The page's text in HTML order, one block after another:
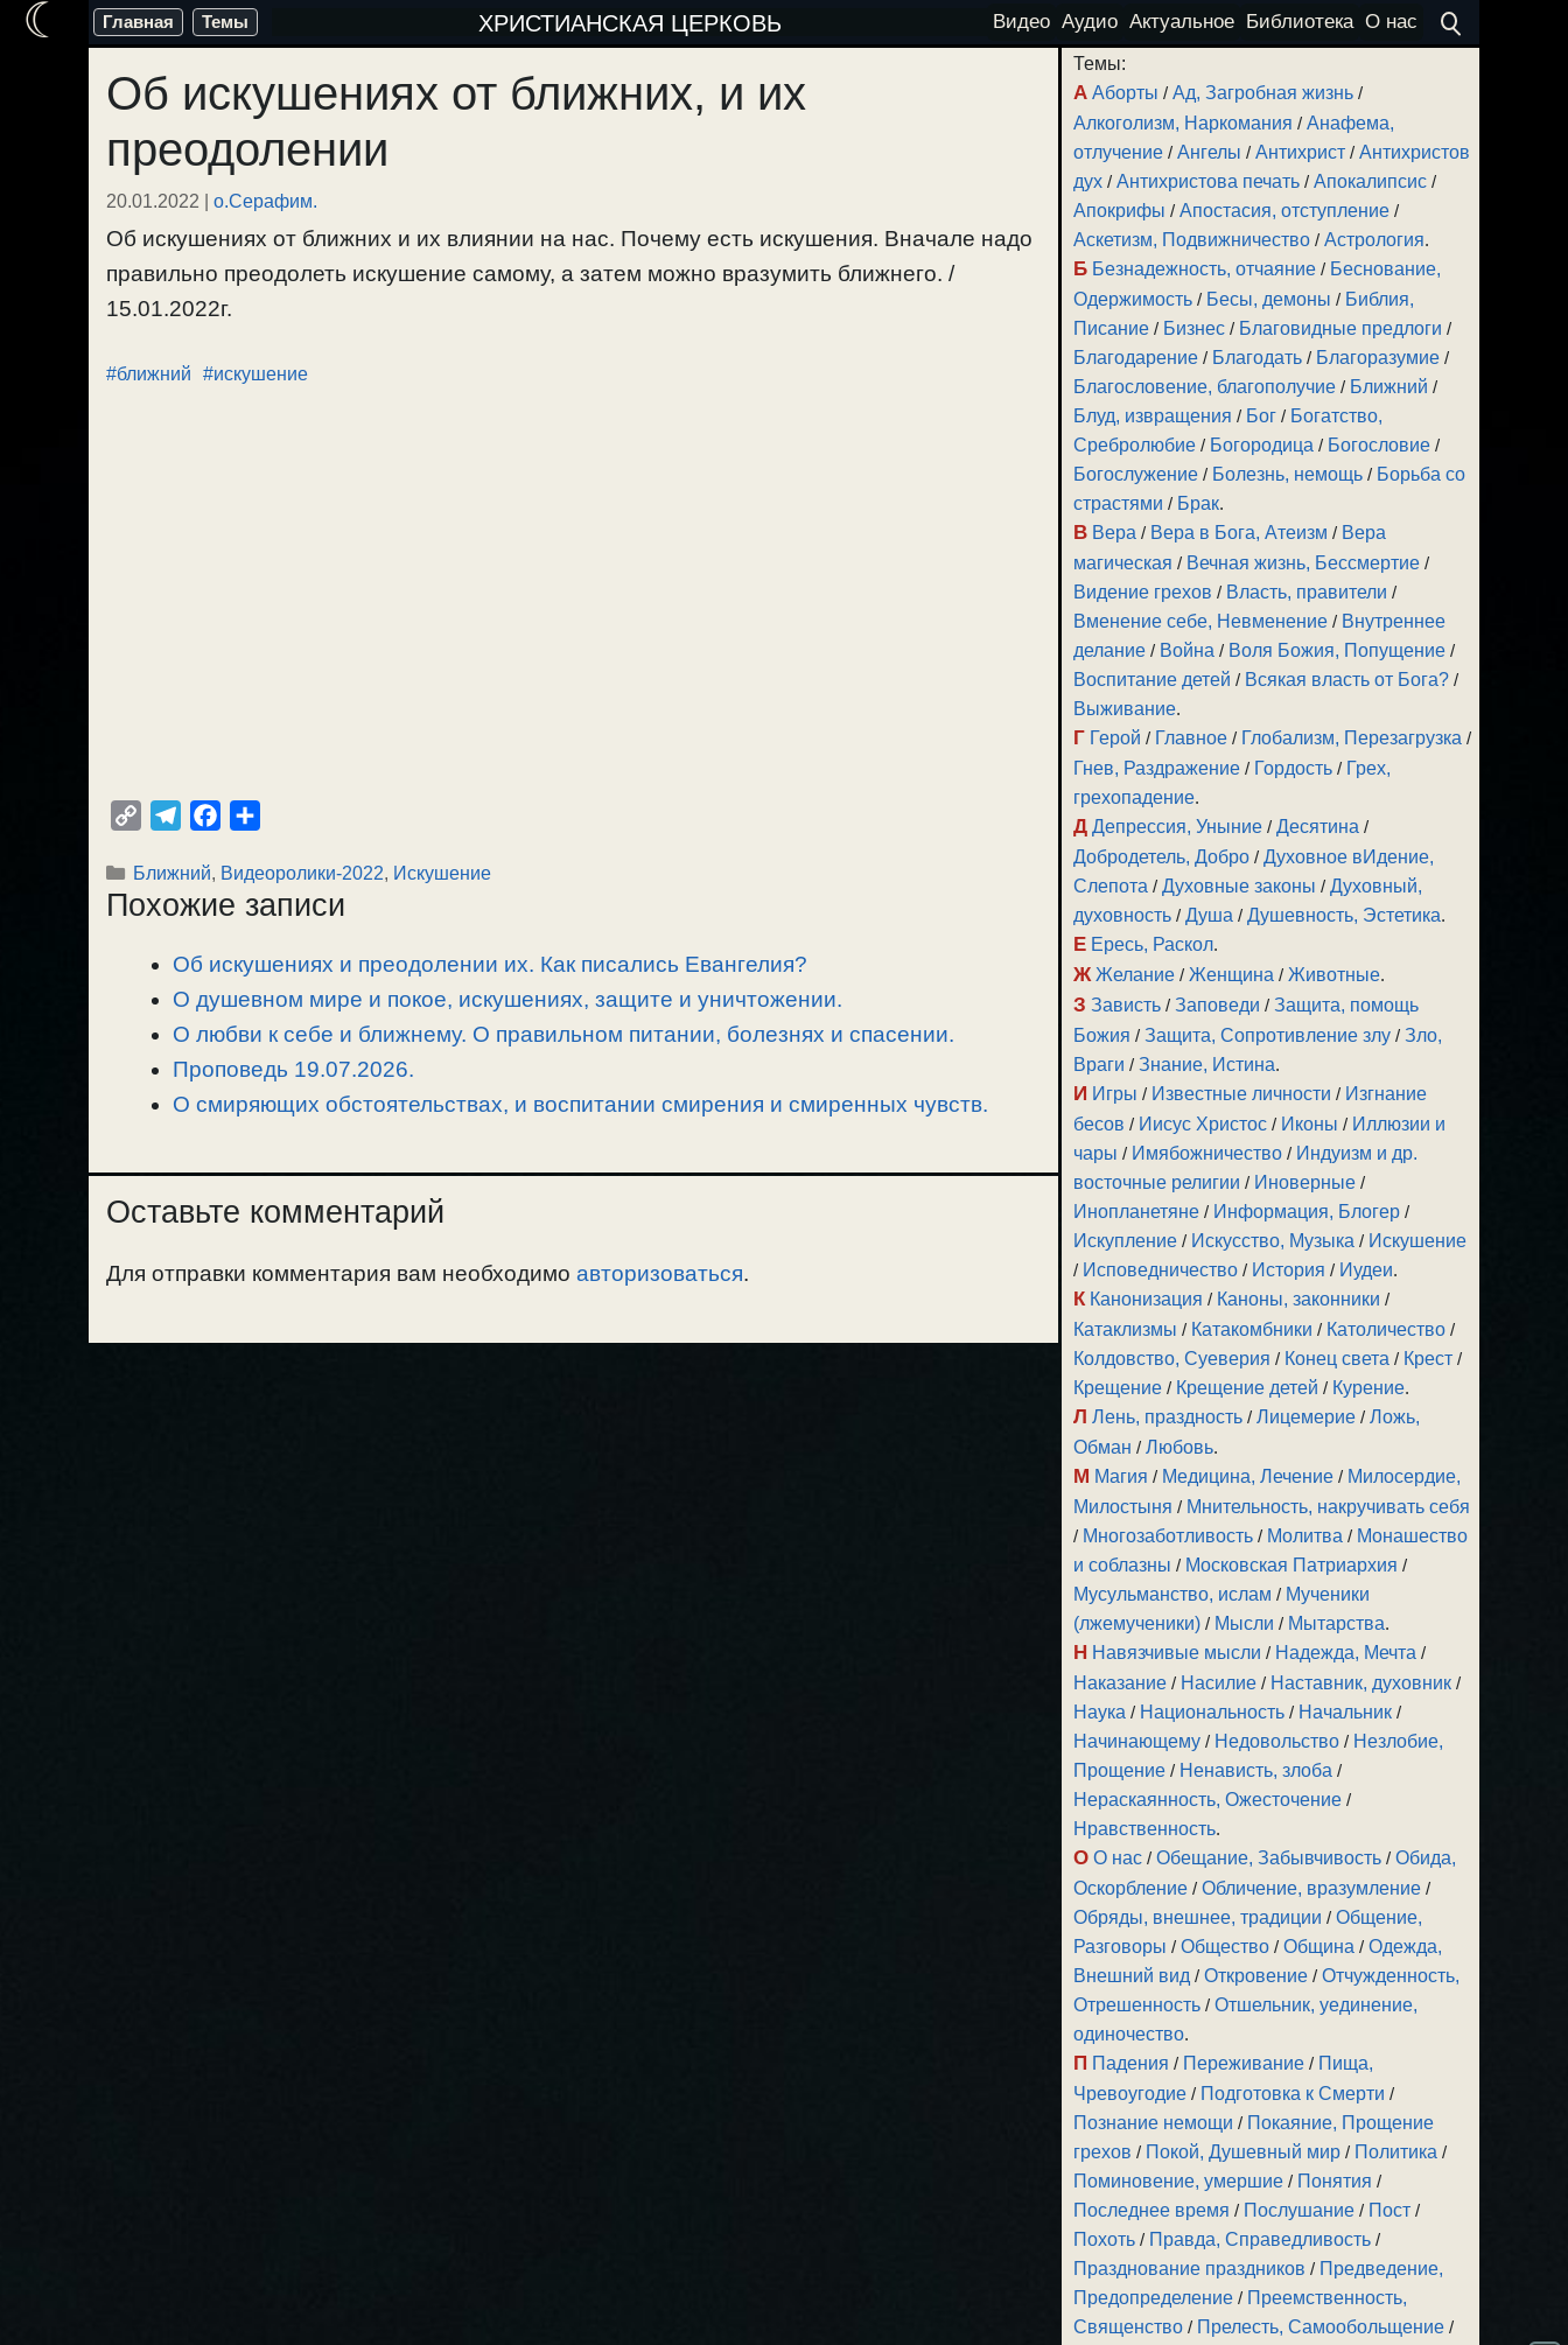
Перейти
содержимому
Главная Темы ХРИСТИАНСКАЯ ЦЕРКОВЬ Видео Аудио Актуальное Библиотека О нас
Об искушениях от ближних, и их
преодолении
20.01.2022 | о.Серафим.
Об искушениях от ближних и их влиянии на нас. Почему есть искушения. Вначале надо
правильно преодолеть искушение самому, а затем можно вразумить ближнего. /
15.01.2022г.
#ближний #искушение
p
y
l
e
r
a
m
c
e
o
o
k
п
р
в
и
т
Рубрики
Ближний, Видеоролики-2022, Искушение
Похожие записи
Об искушениях и преодолении их. Как писались Евангелия?
О душевном мире и покое, искушениях, защите и уничтожении.
О любви к себе и ближнему. О правильном питании, болезнях и спасении.
Проповедь 19.07.2026.
О смиряющих обстоятельствах, и воспитании смирения и смиренных чувств.
Оставьте комментарий
Для отправки комментария вам необходимо авторизоваться.
Темы:
А Аборты /Ад, Загробная жизнь /
Алкоголизм, Наркомания /Анафема,
отлучение /Ангелы /Антихрист /Антихристов
дух /Антихристова печать /Апокалипсис /
Апокрифы /Апостасия, отступление /
Аскетизм, Подвижничество /Астрология.
Б Безнадежность, отчаяние / Беснование,
Одержимость / Бесы, демоны / Библия,
Писание / Бизнес / Благовидные предлоги /
Благодарение / Благодать / Благоразумие /
Благословение, благополучие / Ближний /
Блуд, извращения / Бог / Богатство,
Сребролюбие / Богородица / Богословие /
Богослужение / Болезнь, немощь / Борьба со
страстями / Брак.
В Вера / Вера в Бога, Атеизм / Вера
магическая / Вечная жизнь, Бессмертие /
Видение грехов / Власть, правители /
Вменение себе, Невменение / Внутреннее
делание / Война / Воля Божия, Попущение /
Воспитание детей / Всякая власть от Бога? /
Выживание.
Г Герой / Главное / Глобализм, Перезагрузка /
Гнев, Раздражение / Гордость / Грех,
грехопадение.
Д Депрессия, Уныние /Десятина /
Добродетель, Добро /Духовное вИдение,
Слепота /Духовные законы /Духовный,
духовность /Душа /Душевность, Эстетика.
Е Ересь, Раскол.
Ж Желание /Женщина /Животные.
З Зависть /Заповеди /Защита, помощь
Божия /Защита, Сопротивление злу /Зло,
Враги /Знание, Истина.
И Игры / Известные личности / Изгнание
бесов / Иисус Христос / Иконы / Иллюзии и
чары / Имябожничество / Индуизм и др.
восточные религии / Иноверные /
Инопланетяне / Информация, Блогер /
Искупление / Искусство, Музыка / Искушение
/ Исповедничество / История / Иудеи.
К Канонизация / Каноны, законники /
Катаклизмы / Катакомбники / Католичество /
Колдовство, Суеверия / Конец света / Крест /
Крещение / Крещение детей / Курение.
Л Лень, праздность /Лицемерие /Ложь,
Обман /Любовь.
М Магия / Медицина, Лечение / Милосердие,
Милостыня / Мнительность, накручивать себя
/ Многозаботливость / Молитва / Монашество
и соблазны / Московская Патриархия /
Мусульманство, ислам / Мученики
(лжемученики) / Мысли / Мытарства.
Н Навязчивые мысли / Надежда, Мечта /
Наказание / Насилие / Наставник, духовник /
Наука / Национальность / Начальник /
Начинающему / Недовольство / Незлобие,
Прощение / Ненависть, злоба /
Нераскаянность, Ожесточение /
Нравственность.
О О нас /Обещание, Забывчивость /Обида,
Оскорбление /Обличение, вразумление /
Обряды, внешнее, традиции /Общение,
Разговоры /Общество /Община /Одежда,
Внешний вид /Откровение /Отчужденность,
Отрешенность /Отшельник, уединение,
одиночество.
П Падения / Переживание / Пища,
Чревоугодие / Подготовка к Смерти /
Познание немощи / Покаяние, Прощение
грехов / Покой, Душевный мир / Политика /
Поминовение, умершие / Понятия /
Последнее время / Послушание / Пост /
Похоть / Правда, Справедливость /
Празднование праздников / Предведение,
Предопределение / Преемственность,
Священство / Прелесть, Самообольщение /
☾